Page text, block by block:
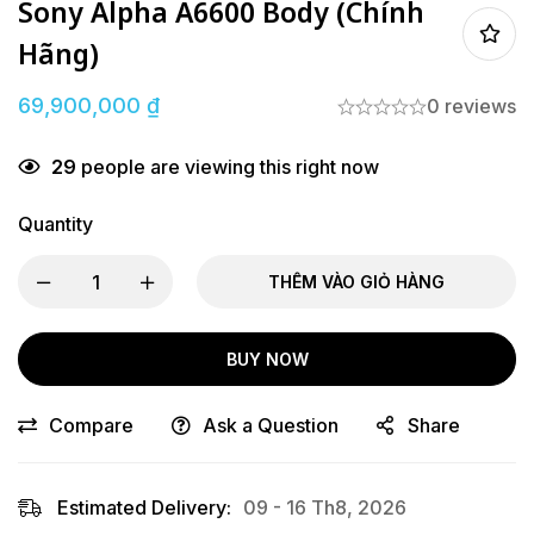
Sony Alpha A6600 Body (Chính
Hãng)
69,900,000 ₫ 0 reviews
29 people are viewing this right now
Quantity
THÊM VÀO GIỎ HÀNG
BUY NOW
Compare Ask a Question Share
Estimated Delivery: 09 - 16 Th8, 2026